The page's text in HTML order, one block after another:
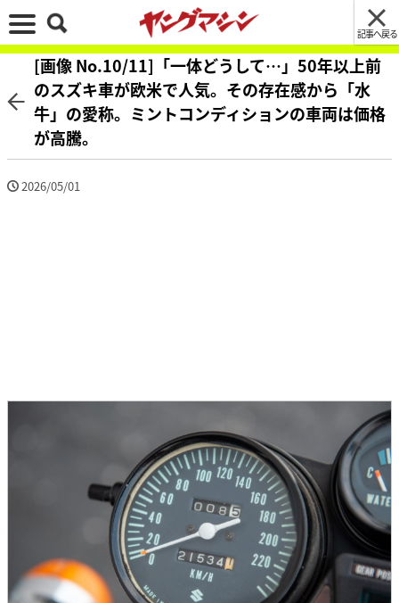
記事へ戻る
[画像 No.10/11]「一体どうして…」50年以上前
のスズキ車が欧米で人気。その存在感から「水
牛」の愛称。ミントコンディションの車両は価格
が高騰。
2026/05/01